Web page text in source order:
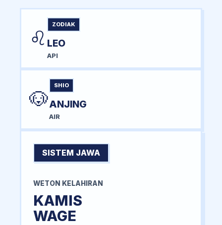
♌
ZODIAK
LEO
API
🐶
SHIO
ANJING
AIR
SISTEM JAWA
WETON KELAHIRAN
KAMIS
WAGE